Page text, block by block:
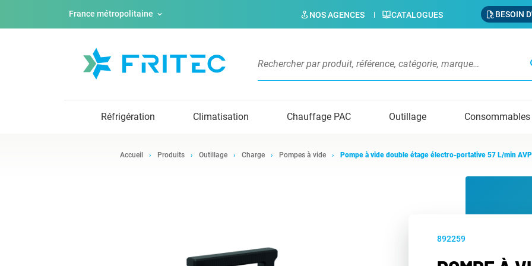
France métropolitaine NOS AGENCES CATALOGUES BESOIN
Réfrigération Climatisation Chauffage PAC Outillage Consommables
Accueil Produits Outillage Charge Pompes à vide Pompe à vide double étage électro-portative 57 L/min
892259